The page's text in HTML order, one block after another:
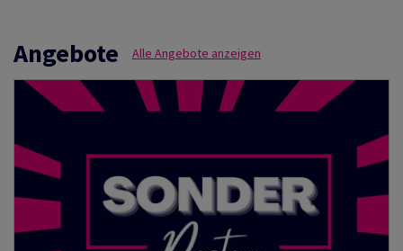
Angebote Alle Angebote anzeigen